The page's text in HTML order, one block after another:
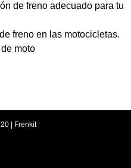
de freno adecuado para tu
freno en las motocicletas.
moto
| Frenkit